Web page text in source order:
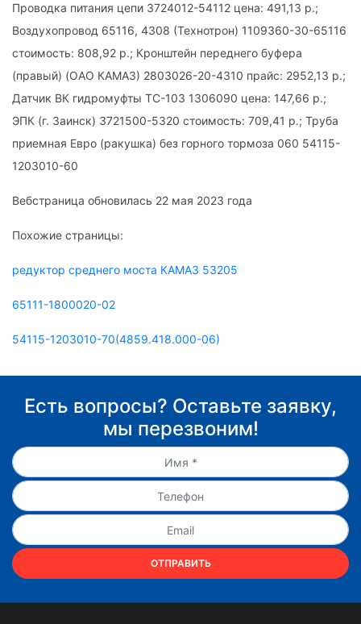
Проводка питания цепи 3724012-54112 цена: 491,13 р.;
Воздухопровод 65116, 4308 (Технотрон) 1109360-30-65116
стоимость: 808,92 р.; Кронштейн переднего буфера
(правый) (ОАО КАМАЗ) 2803026-20-4310 прайс: 2952,13 р.;
Датчик ВК гидромуфты ТС-103 1306090 цена: 147,66 р.;
ЭПК (г. Заинск) 3721500-5320 стоимость: 709,41 р.; Труба
приемная Евро (ракушка) без горного тормоза 060 54115-
1203010-60
Вебстраница обновилась 22 мая 2023 года
Похожие страницы:
редуктор среднего моста КАМАЗ 53205
65111-1800020-02
54115-1203010-70(4859.418.000-06)
Есть вопросы? Оставьте заявку,
мы перезвоним!
ОТПРАВИТЬ